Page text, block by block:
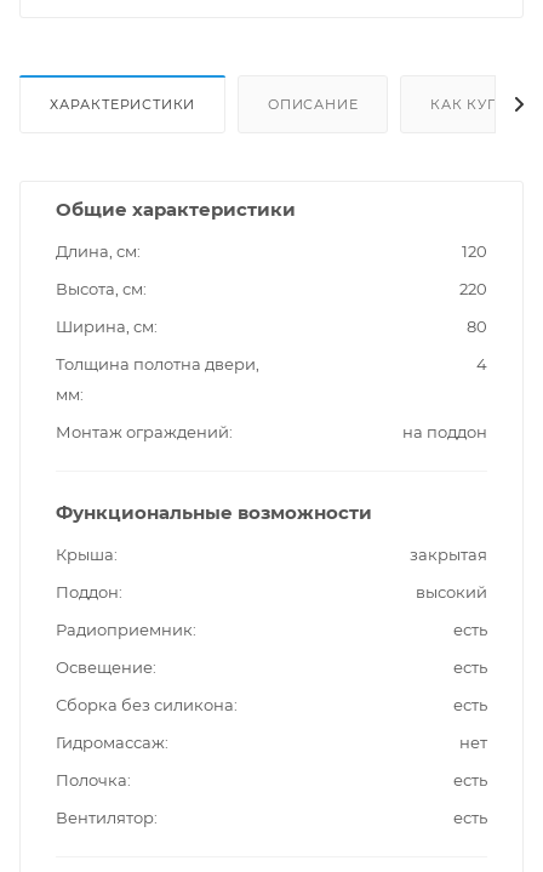
ХАРАКТЕРИСТИКИ ОПИСАНИЕ КАК КУПИТЬ
Общие характеристики
Длина, см
120
Высота, см
220
Ширина, см
80
Толщина полотна двери,
мм
4
Монтаж ограждений на поддон
Функциональные возможности
Крыша
закрытая
Поддон
высокий
Радиоприемник
есть
Освещение
есть
Сборка без силикона
есть
Гидромассаж
нет
Полочка
есть
Вентилятор
есть